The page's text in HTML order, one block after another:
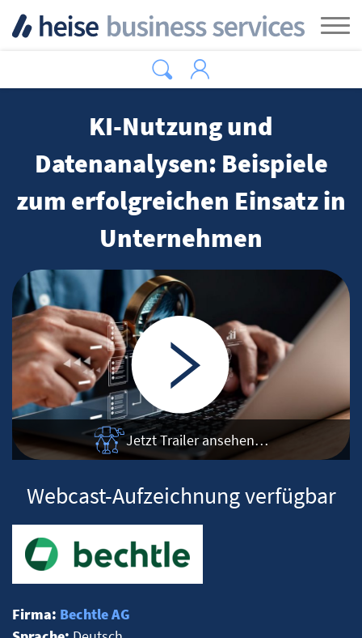
KI-Nutzung und
Datenanalysen: Beispiele
zum erfolgreichen Einsatz in
Unternehmen
Jetzt Trailer ansehen…
Webcast-Aufzeichnung verfügbar
Firma: Bechtle AG